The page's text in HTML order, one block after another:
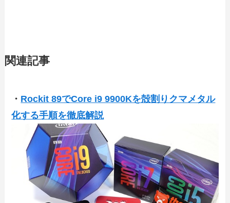
関連記事
・ Rockit 89でCore i9 9900Kを殻割りクマメタル
化する手順を徹底解説